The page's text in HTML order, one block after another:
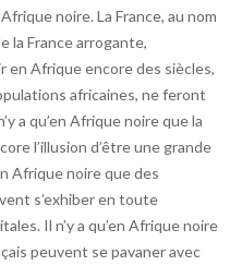
noire. La France, au nom
la France arrogante,
en Afrique encore des siècles,
africaines, ne feront
a qu’en Afrique noire que la
l’illusion d’être une grande
Afrique noire que des
s’exhiber en toute
Il n’y a qu’en Afrique noire
peuvent se pavaner avec